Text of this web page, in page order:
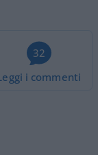
32
i commenti